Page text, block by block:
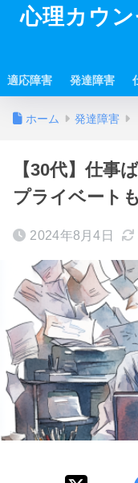
心理カウ
適応障害 発達障害
ホーム 発達障害
【30代】仕事
プライベート
2024年8月4日